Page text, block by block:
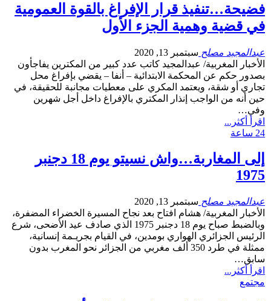
فضيحة…تنفيذ قرار الإفراغ بالقوة العمومية
في قضية وهمية الجزء الأول
عبدالمجيد مصلح سبتمبر 13, 2020
الأخبار المغربية/ عبدالمجيد كاتب عدد كبير من المكترين يفاجأون
بصدور حكم عن المحكمة الابتدائية – أنفا – يقضي بإفراغ محل
تجاري أو شقة، ويعتمد المكري على معطيات مجانبة للحقيقة، في
حين أنه من الواجب إنذار المكتري بالإفراغ داخل أجل شهرين
وفي…
اقرأ أكثر...
24 ساعة
إلى المغاربة…واش نسيتو يوم 18 دجنبر
1975
عبدالمجيد مصلح سبتمبر 13, 2020
الأخبار المغربية/ هشام افتاح بعد نجاح المسيرة الخضراء المضفرة،
وبالضبط صباح يوم 18 دجنبر 1975 الذي صادف عيد الأضحى، شرع
الرئيس الجزائري الهواري بومدين، في القيام بجريـمة إنسانية،
ممثلة في طرد 350 ألف مغربي من الجزائر نحو المغرب بدون
سابق…
اقرأ أكثر...
مجتمع